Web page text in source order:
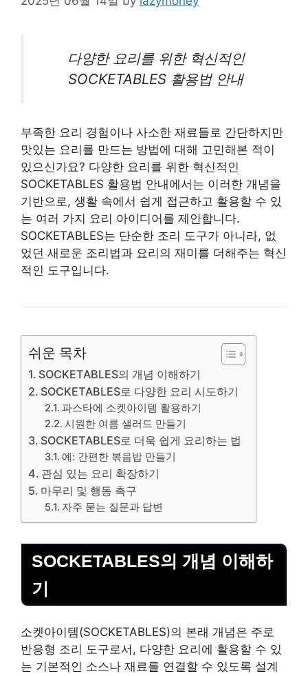
다양한 요리를 위한 혁신적인
SOCKETABLES 활용법 안내
부족한 요리 경험이나 사소한 재료들로 간단하지만
맛있는 요리를 만드는 방법에 대해 고민해본 적이
있으신가요? 다양한 요리를 위한 혁신적인
SOCKETABLES 활용법 안내에서는 이러한 개념을
기반으로, 생활 속에서 쉽게 접근하고 활용할 수 있
는 여러 가지 요리 아이디어를 제안합니다.
SOCKETABLES는 단순한 조리 도구가 아니라, 없
었던 새로운 조리법과 요리의 재미를 더해주는 혁신
적인 도구입니다.
쉬운 목차
SOCKETABLES의 개념 이해하기
SOCKETABLES로 다양한 요리 시도하기
파스타에 소켓아이템 활용하기
시원한 여름 샐러드 만들기
SOCKETABLES로 더욱 쉽게 요리하는 법
예: 간편한 볶음밥 만들기
관심 있는 요리 확장하기
마무리 및 행동 촉구
자주 묻는 질문과 답변
SOCKETABLES의 개념 이해하
기
소켓아이템(SOCKETABLES)의 본래 개념은 주로
반응형 조리 도구로서, 다양한 요리에 활용할 수 있
는 기본적인 소스나 재료를 연결할 수 있도록 설계